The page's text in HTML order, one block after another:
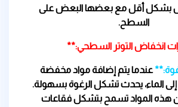
بشكل أقل مع بعضها البعض على
السطح.
انخفاض التوتر السطحي:**
عندما يتم إضافة مواد مخفضة
الماء، يحدث تشكل الرغوة بسهولة.
هذه المواد تسمح بتشكل فقاعات